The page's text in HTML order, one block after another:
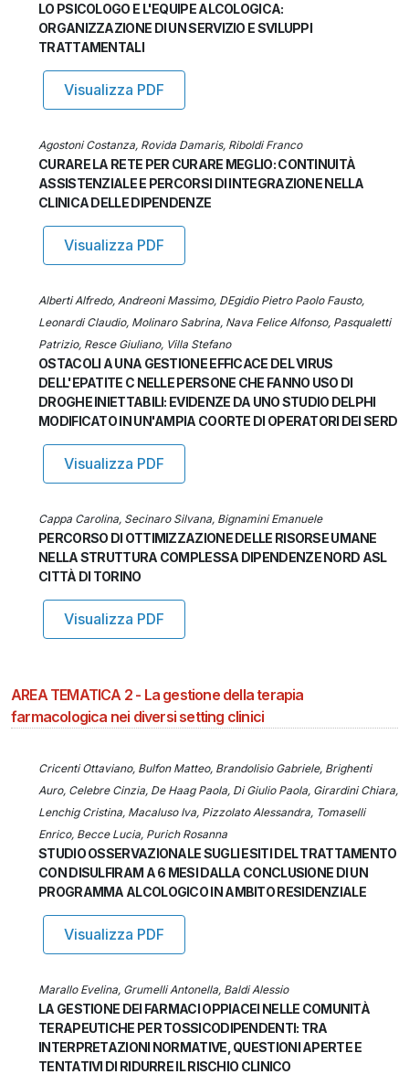
LO PSICOLOGO E L'EQUIPE ALCOLOGICA:
ORGANIZZAZIONE DI UN SERVIZIO E SVILUPPI
TRATTAMENTALI
Visualizza PDF
Agostoni Costanza, Rovida Damaris, Riboldi Franco
CURARE LA RETE PER CURARE MEGLIO: CONTINUITÀ
ASSISTENZIALE E PERCORSI DI INTEGRAZIONE NELLA
CLINICA DELLE DIPENDENZE
Visualizza PDF
Alberti Alfredo, Andreoni Massimo, DEgidio Pietro Paolo Fausto,
Leonardi Claudio, Molinaro Sabrina, Nava Felice Alfonso, Pasqualetti
Patrizio, Resce Giuliano, Villa Stefano
OSTACOLI A UNA GESTIONE EFFICACE DEL VIRUS
DELL'EPATITE C NELLE PERSONE CHE FANNO USO DI
DROGHE INIETTABILI: EVIDENZE DA UNO STUDIO DELPHI
MODIFICATO IN UN'AMPIA COORTE DI OPERATORI DEI SERD
Visualizza PDF
Cappa Carolina, Secinaro Silvana, Bignamini Emanuele
PERCORSO DI OTTIMIZZAZIONE DELLE RISORSE UMANE
NELLA STRUTTURA COMPLESSA DIPENDENZE NORD ASL
CITTÀ DI TORINO
Visualizza PDF
AREA TEMATICA 2 - La gestione della terapia
farmacologica nei diversi setting clinici
Cricenti Ottaviano, Bulfon Matteo, Brandolisio Gabriele, Brighenti
Auro, Celebre Cinzia, De Haag Paola, Di Giulio Paola, Girardini Chiara,
Lenchig Cristina, Macaluso Iva, Pizzolato Alessandra, Tomaselli
Enrico, Becce Lucia, Purich Rosanna
STUDIO OSSERVAZIONALE SUGLI ESITI DEL TRATTAMENTO
CON DISULFIRAM A 6 MESI DALLA CONCLUSIONE DI UN
PROGRAMMA ALCOLOGICO IN AMBITO RESIDENZIALE
Visualizza PDF
Marallo Evelina, Grumelli Antonella, Baldi Alessio
LA GESTIONE DEI FARMACI OPPIACEI NELLE COMUNITÀ
TERAPEUTICHE PER TOSSICODIPENDENTI: TRA
INTERPRETAZIONI NORMATIVE, QUESTIONI APERTE E
TENTATIVI DI RIDURRE IL RISCHIO CLINICO